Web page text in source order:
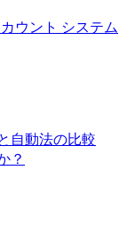
カウント システム
自動法の比較
？